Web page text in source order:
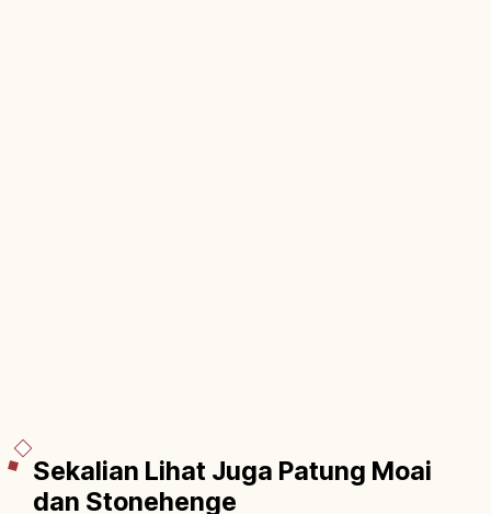
Sekalian Lihat Juga Patung Moai
dan Stonehenge